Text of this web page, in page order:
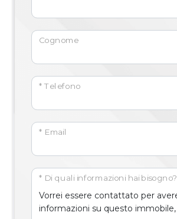
Cognome
* Telefono
* Email
* Di quali informazioni hai bisogno?